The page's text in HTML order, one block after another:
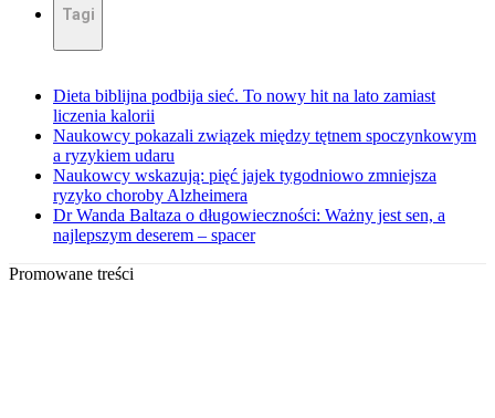
Tagi
Dieta biblijna podbija sieć. To nowy hit na lato zamiast
liczenia kalorii
Naukowcy pokazali związek między tętnem spoczynkowym
a ryzykiem udaru
Naukowcy wskazują: pięć jajek tygodniowo zmniejsza
ryzyko choroby Alzheimera
Dr Wanda Baltaza o długowieczności: Ważny jest sen, a
najlepszym deserem – spacer
Promowane treści